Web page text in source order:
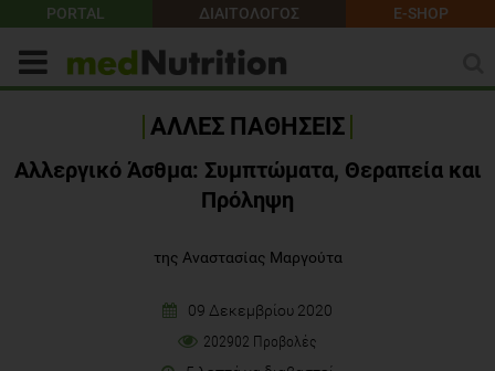
PORTAL ΔΙΑΙΤΟΛΟΓΟΣ E-SHOP
ΑΛΛΕΣ ΠΑΘΗΣΕΙΣ
Αλλεργικό Άσθμα: Συμπτώματα, Θεραπεία και
Πρόληψη
της Αναστασίας Μαργούτα
09 Δεκεμβρίου 2020
202902 Προβολές